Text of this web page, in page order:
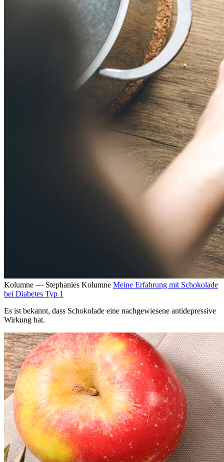
Kolumne — Stephanies Kolumne Meine Erfahrung mit Schokolade
bei Diabetes Typ 1
Es ist bekannt, dass Schokolade eine nachgewiesene antidepressive
Wirkung hat.